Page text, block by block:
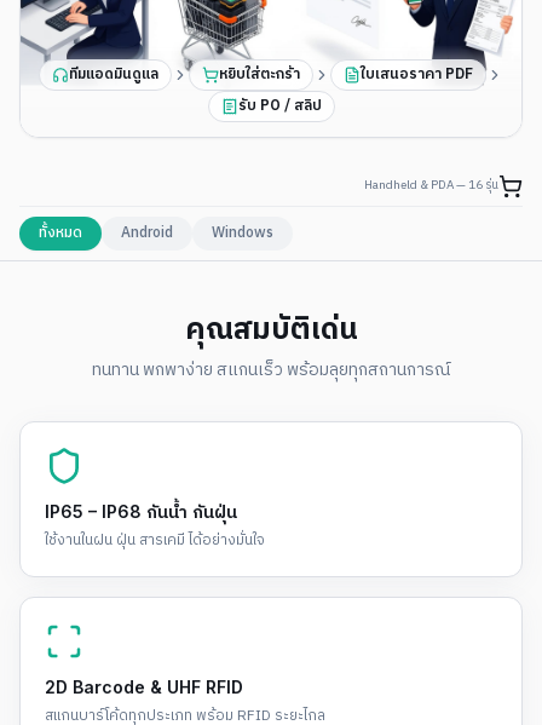
ทีมแอดมินดูแล หยิบใส่ตะกร้า
ใบเสนอราคา PDF
รับ PO / สลิป
Handheld & PDA —16รุ่น
ทั้งหมด Android Windows
คุณสมบัติเด่น
ทนทาน พกพาง่าย สแกนเร็ว พร้อมลุยทุกสถานการณ์
IP65 – IP68 กันน้ำ กันฝุ่น
ใช้งานในฝน ฝุ่น สารเคมี ได้อย่างมั่นใจ
2D Barcode & UHF RFID
สแกนบาร์โค้ดทุกประเภท พร้อม RFID ระยะไกล